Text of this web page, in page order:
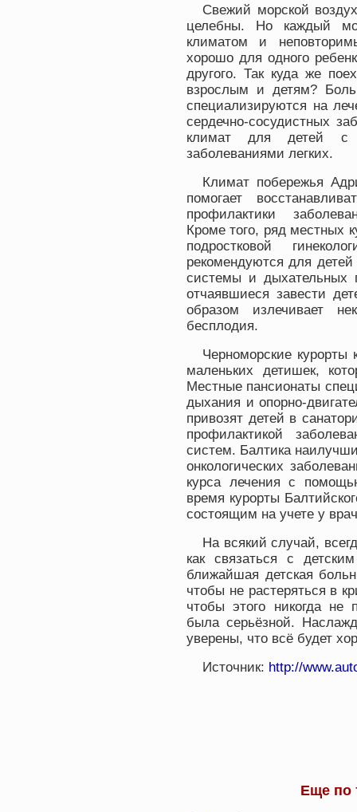
Свежий морской
целебны. Но каждый
климатом и
хорошо для одного
другого. Так куда же
взрослым и детям?
специализируются на
сердечно-сосудистных
климат для детей с
заболеваниями легких.
Климат побережья
помогает
профилактики
Кроме того, ряд местных
подростковой
рекомендуются для
системы и
отчаявшиеся завести
образом излечивает
бесплодия.
Черноморские курорты
маленьких детишек,
Местные пансионаты
дыхания и опорно-
привозят детей в
профилактикой
систем. Балтика
онкологических
курса лечения с
время курорты
состоящим на учете у
На всякий случай,
как связаться с
ближайшая детская
чтобы не растеряться в
чтобы этого никогда не
была серьёзной.
уверены, что всё будет
Источник: http://
Еще по